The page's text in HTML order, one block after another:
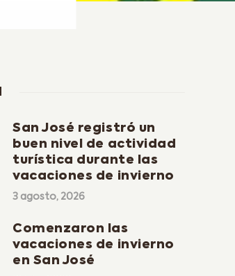
San José registró un
buen nivel de actividad
turística durante las
vacaciones de invierno
3 agosto, 2026
Comenzaron las
vacaciones de invierno
en San José